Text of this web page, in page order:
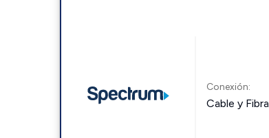
Conexión:
Cable y Fibra